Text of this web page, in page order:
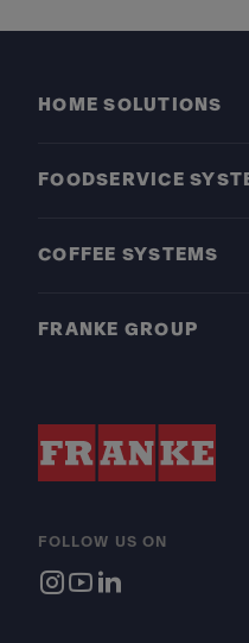
HOME SOLUTIONS
FOODSERVICE
COFFEE SYSTEMS
FRANKE GROUP
FOLLOW US ON